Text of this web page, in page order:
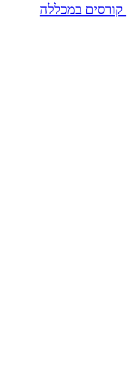
קורסים במכללה